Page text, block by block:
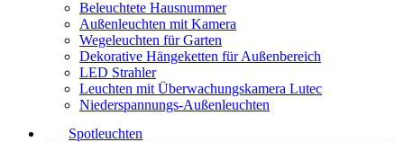
Beleuchtete Hausnummer
Außenleuchten mit Kamera
Wegeleuchten für Garten
Dekorative Hängeketten für Außenbereich
LED Strahler
Leuchten mit Überwachungskamera Lutec
Niederspannungs-Außenleuchten
Spotleuchten